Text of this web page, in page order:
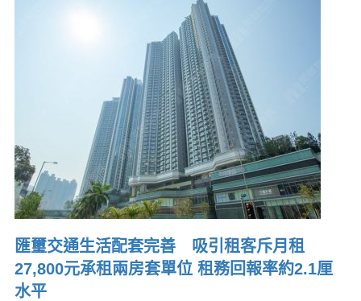
匯璽交通生活配套完善 吸引租客斥月租
27,800元承租兩房套單位 租務回報率約2.1厘
水平